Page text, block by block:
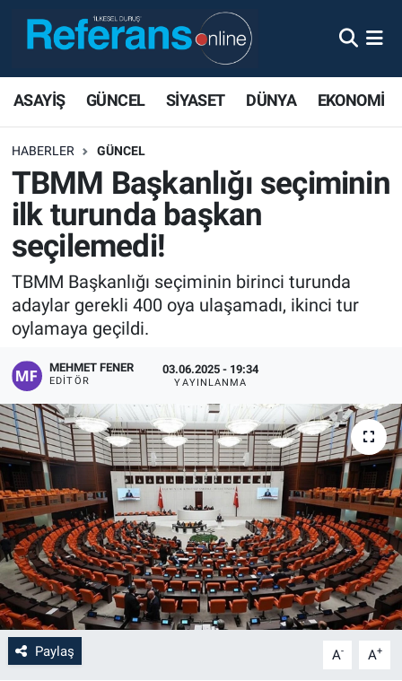
ASAYİŞ GÜNCEL SİYASET DÜNYA EKONOMİ
HABERLER GÜNCEL
TBMM Başkanlığı seçiminin
ilk turunda başkan
seçilemedi!
TBMM Başkanlığı seçiminin birinci turunda
adaylar gerekli 400 oya ulaşamadı, ikinci tur
oylamaya geçildi.
MEHMET FENER
EDITÖR
03.06.2025 - 19:34
YAYINLANMA
Paylaş A- A+